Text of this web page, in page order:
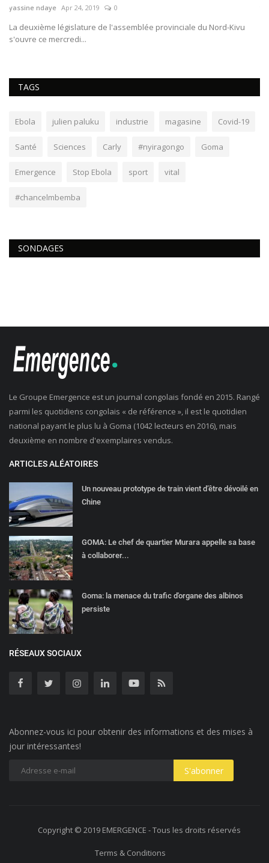
yassine ndaye Apr 24, 2019 0
La deuxième législature de l'assemblée provinciale du Nord-Kivu
s'ouvre ce mercredi...
TAGS
Ebola julien paluku industrie magasine Covid-19
Santé Sciences Carly #nyiragongo Goma
Emergence Stop Ebola sport vital
#chancelmbemba
SONDAGES
Le Groupe Emergence est un journal congolais fondé en 2015. Rangé
parmi les quotidiens congolais « de référence », il est le quotidien
national payant le plus lu à Goma (1042 lecteurs en 2016), mais
deuxième en nombre d'exemplaires vendus.
ARTICLES ALÉATOIRES
Un nouveau prototype de train vient d’être dévoilé en
Chine
GOMA: Le chef de quartier Murara appelle sa base
à collaborer...
Goma: la menace du trafic d'organe des albinos
persiste
RÉSEAUX SOCIAUX
Abonnez-vous ici pour obtenir des informations et des mises à
jour intéressantes!
Copyright © 2019 EMERGENCE - Tous les droits réservés
Terms & Conditions